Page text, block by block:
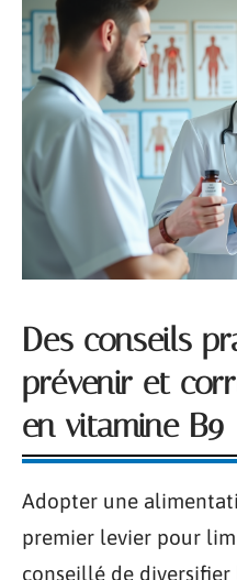
Des conseils
prévenir et
en vitamine B9
Adopter une
premier levier pour
conseillé de diversifier